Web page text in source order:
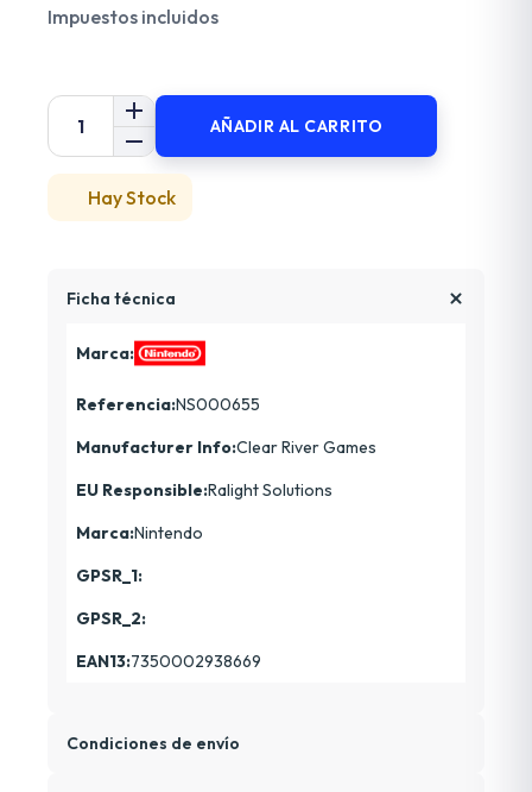
Impuestos incluidos
AÑADIR AL CARRITO
Hay Stock
Ficha técnica
Marca:
Referencia:NS000655
Manufacturer Info:Clear River Games
EU Responsible:Ralight Solutions
Marca:Nintendo
GPSR_1:
GPSR_2:
EAN13:7350002938669
Condiciones de envío